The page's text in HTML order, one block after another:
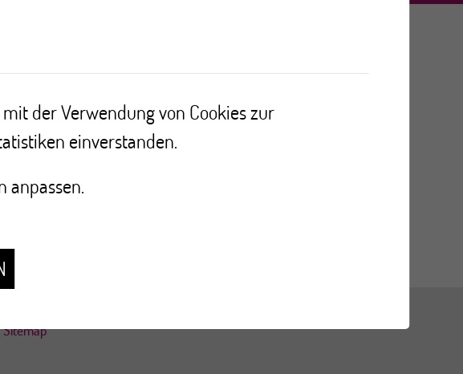
cancer du sein
Sitemap
der Verwendung von Cookies zur
einverstanden.
anpassen.